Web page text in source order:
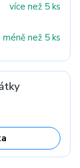
více než 5 ks
méně než 5 ks